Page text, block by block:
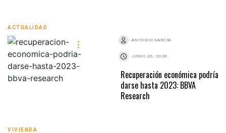
ACTUALIDAD
ANTONIO GARCÍA
JUNIO 26, 2020
Recuperación económica podría
darse hasta 2023: BBVA
Research
VIVIENDA